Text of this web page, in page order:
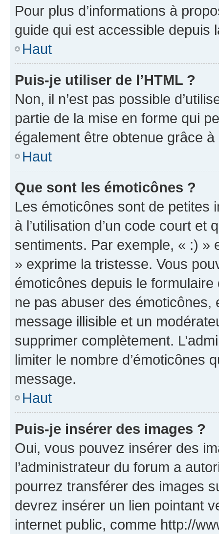
Pour plus d’informations à
guide qui est accessible depuis
Haut
Puis-je utiliser de l’HTML ?
Non, il n’est pas possible
partie de la mise en forme qui
également être obtenue grâce à
Haut
Que sont les émoticônes ?
Les émoticônes sont de petites
à l’utilisation d’un code court et
sentiments. Par exemple, « :) »
» exprime la tristesse. Vous
émoticônes depuis le
ne pas abuser des
message illisible et un
supprimer complètement.
limiter le nombre d’émoticônes
message.
Haut
Puis-je insérer des images ?
Oui, vous pouvez insérer des
l’administrateur du forum a
pourrez transférer des images
devrez insérer un lien pointant
internet public, comme http://